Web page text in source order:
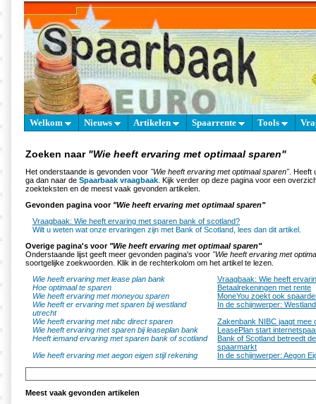
Welkom Nieuws Artikelen Spaarrente Tools
Zoeken naar "Wie heeft ervaring met optimaal sparen"
Het onderstaande is gevonden voor "Wie heeft ervaring met optimaal sparen". Heeft
ga dan naar de Spaarbaak vraagbaak . Kijk verder op deze pagina voor een
zoekteksten en de meest vaak gevonden artikelen.
Gevonden pagina voor "Wie heeft ervaring met optimaal sparen"
Vraagbaak: Wie heeft ervaring met sparen bank of scotland?
Wilt u weten wat onze ervaringen zijn met Bank of Scotland, lees dan dit artikel.
Overige pagina's voor "Wie heeft ervaring met optimaal sparen"
Onderstaande lijst geeft meer gevonden pagina's voor "Wie heeft ervaring met
soortgelijke zoekwoorden. Klik in de rechterkolom om het artikel te lezen.
Wie heeft ervaring met lease plan bank
Vraagbaak: Wie heeft
Hoe optimaal te sparen
Betaalrekeningen met rente
Wie heeft ervaring met moneyou sparen
MoneYou zoekt ook
Wie heeft er ervaring met sparen bij westland
utrecht
In de schijnwerper:
Wie heeft ervaring met nibc direct sparen
Zakenbank NIBC jaagt mee
Wie heeft ervaring met sparen bij leaseplan bank
LeasePlan start
Heeft iemand ervaring met sparen bank of scotland
Bank of Scotland betreedt
spaarmarkt
Wie heeft ervaring met aegon eigen stijl rekening
In de schijnwerper: Aegon
Meest vaak gevonden artikelen